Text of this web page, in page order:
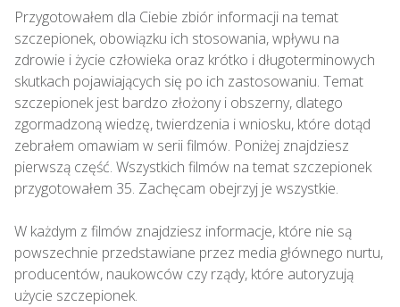
Przygotowałem dla Ciebie zbiór informacji na temat
szczepionek, obowiązku ich stosowania, wpływu na
zdrowie i życie człowieka oraz krótko i długoterminowych
skutkach pojawiających się po ich zastosowaniu. Temat
szczepionek jest bardzo złożony i obszerny, dlatego
zgormadzoną wiedzę, twierdzenia i wniosku, które dotąd
zebrałem omawiam w serii filmów. Poniżej znajdziesz
pierwszą część. Wszystkich filmów na temat szczepionek
przygotowałem 35. Zachęcam obejrzyj je wszystkie.
W każdym z filmów znajdziesz informacje, które nie są
powszechnie przedstawiane przez media głównego nurtu,
producentów, naukowców czy rządy, które autoryzują
użycie szczepionek.